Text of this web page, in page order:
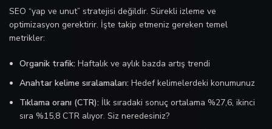
SEO “yap ve unut” stratejisi değildir. Sürekli izleme ve
optimizasyon gerektirir. İşte takip etmeniz gereken temel
metrikler:
Organik trafik: Haftalık ve aylık bazda artış trendi
Anahtar kelime sıralamaları: Hedef kelimelerdeki konumunuz
Tıklama oranı (CTR): İlk sıradaki sonuç ortalama %27,6, ikinci
sıra %15,8 CTR alıyor. Siz neredesiniz?